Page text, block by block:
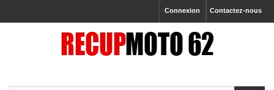
Contactez-nous
Connexion